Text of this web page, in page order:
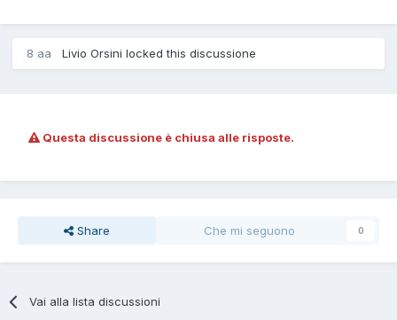
8 aa Livio Orsini locked this discussione
Questa discussione è chiusa alle risposte.
Share Che mi seguono 0
Vai alla lista discussioni